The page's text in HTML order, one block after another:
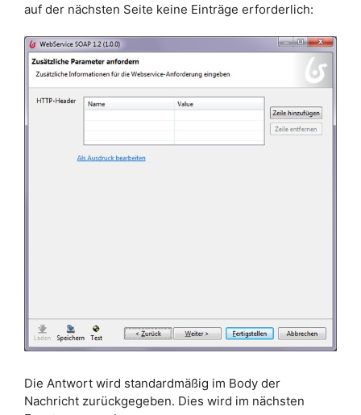
auf der nächsten Seite keine Einträge erforderlich:
Die Antwort wird standardmäßig im Body der
Nachricht zurückgegeben. Dies wird im nächsten